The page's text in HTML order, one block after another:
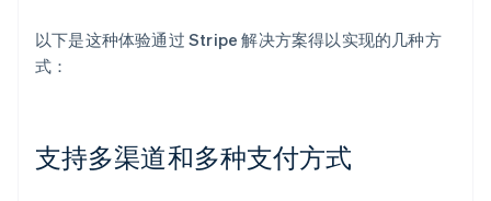
以下是这种体验通过 Stripe 解决方案得以实现的几种方
式：
支持多渠道和多种支付方式